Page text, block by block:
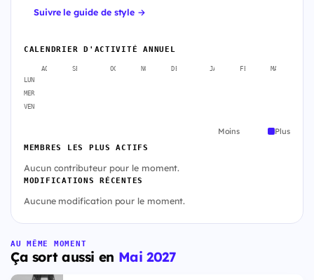
Suivre le guide de style →
CALENDRIER D'ACTIVITÉ ANNUEL
AOÛT SEPT. OCT. NOV. DÉC. JANV. FÉVR. MARS
LUN
MER
VEN
Moins Plus
MEMBRES LES PLUS ACTIFS
Aucun contributeur pour le moment.
MODIFICATIONS RÉCENTES
Aucune modification pour le moment.
AU MÊME MOMENT
Ça sort aussi en Mai 2027